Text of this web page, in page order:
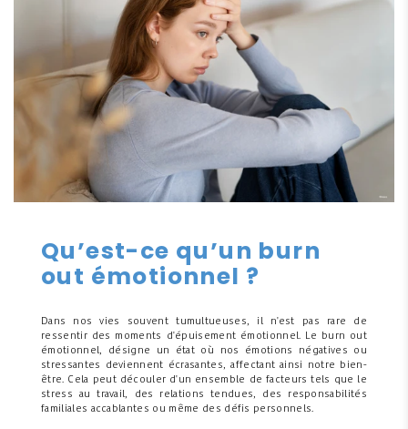
Qu’est-ce qu’un burn
out émotionnel ?
Dans nos vies souvent tumultueuses, il n'est pas rare de
ressentir des moments d'épuisement émotionnel. Le burn out
émotionnel, désigne un état où nos émotions négatives ou
stressantes deviennent écrasantes, affectant ainsi notre bien-
être. Cela peut découler d'un ensemble de facteurs tels que le
stress au travail, des relations tendues, des responsabilités
familiales accablantes ou même des défis personnels.